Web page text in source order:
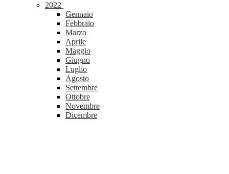
2022
Gennaio
Febbraio
Marzo
Aprile
Maggio
Giugno
Luglio
Agosto
Settembre
Ottobre
Novembre
Dicembre